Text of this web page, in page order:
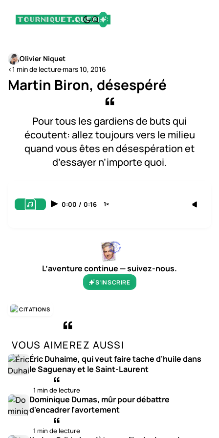
Olivier Niquet
<1 min de lecture·mars 10, 2016
Martin Biron, désespéré
Pour tous les gardiens de buts qui
écoutent: allez toujours vers le milieu
quand vous êtes en désespération et
d’essayer n’importe quoi.
0:00 / 0:16 1×
L’aventure continue — suivez-nous.
S’INSCRIRE
CITATIONS
VOUS AIMEREZ AUSSI
Éric Duhaime, qui veut faire tache d'huile dans
le Saguenay et le Saint-Laurent
1 min de lecture
Dominique Dumas, mûr pour débattre
d'encadrer l'avortement
1 min de lecture